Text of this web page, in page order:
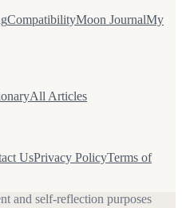
CompatibilityMoon JournalMy
All Articles
UsPrivacy PolicyTerms of
and self-reflection purposes